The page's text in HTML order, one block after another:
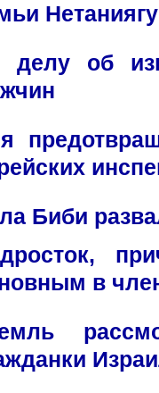
Нетаниягу
делу об
Биби
в